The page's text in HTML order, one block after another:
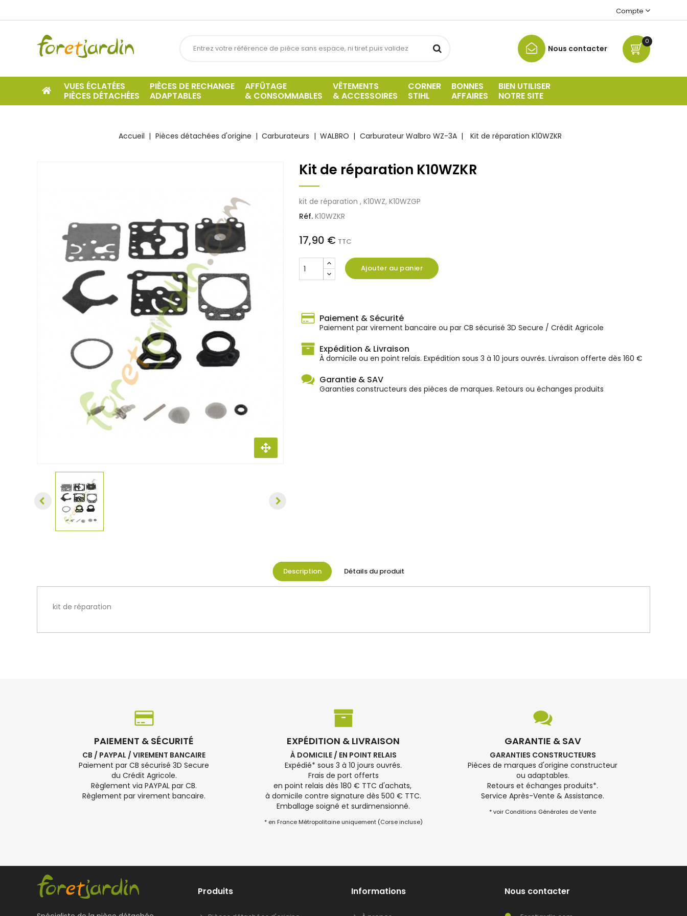
Compte
0
Nous contacter
VUES ÉCLATÉES
PIÈCES DÉTACHÉES
PIÈCES DE RECHANGE
ADAPTABLES
AFFÛTAGE
& CONSOMMABLES
VÊTEMENTS
& ACCESSOIRES
CORNER
STIHL
BONNES
AFFAIRES
BIEN UTILISER
NOTRE SITE
Accueil Pièces détachées d'origine Carburateurs WALBRO Carburateur Walbro WZ-3A Kit de réparation K10WZKR
Kit de réparation K10WZKR
kit de réparation , K10WZ, K10WZGP
Réf. K10WZKR
17,90 € TTC
Ajouter au panier
Paiement & Sécurité
Paiement par virement bancaire ou par CB sécurisé 3D Secure / Crédit Agricole
Expédition & Livraison
À domicile ou en point relais. Expédition sous 3 à 10 jours ouvrés. Livraison offerte dès 160 €
Garantie & SAV
Garanties constructeurs des pièces de marques. Retours ou échanges produits
Description Détails du produit
kit de réparation
PAIEMENT & SÉCURITÉ
CB / PAYPAL / VIREMENT BANCAIRE
Paiement par CB sécurisé 3D Secure
du Crédit Agricole.
Règlement via PAYPAL par CB.
Règlement par virement bancaire.
EXPÉDITION & LIVRAISON
À DOMICILE / EN POINT RELAIS
Expédié* sous 3 à 10 jours ouvrés.
Frais de port offerts
en point relais dès 180 € TTC d'achats,
à domicile contre signature dès 500 € TTC.
Emballage soigné et surdimensionné.
* en France Métropolitaine uniquement (Corse incluse)
GARANTIE & SAV
GARANTIES CONSTRUCTEURS
Pièces de marques d'origine constructeur
ou adaptables.
Retours et échanges produits*.
Service Après-Vente & Assistance.
* voir Conditions Générales de Vente
Produits Informations Nous contacter